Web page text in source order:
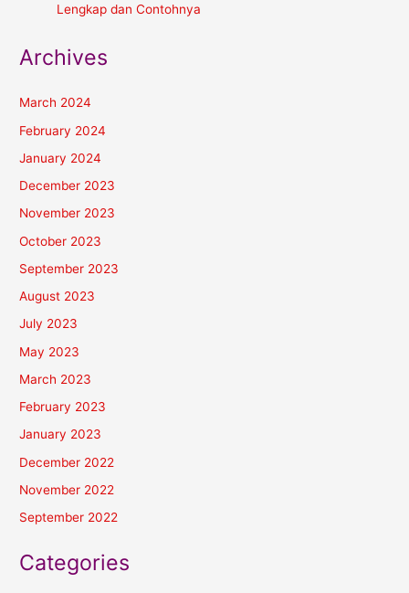
Lengkap dan Contohnya
Archives
March 2024
February 2024
January 2024
December 2023
November 2023
October 2023
September 2023
August 2023
July 2023
May 2023
March 2023
February 2023
January 2023
December 2022
November 2022
September 2022
Categories